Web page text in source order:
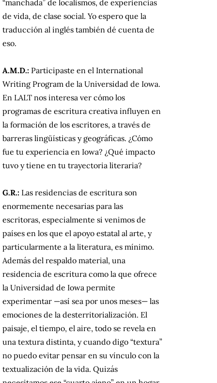
“manchada” de localismos, de experiencias
de vida, de clase social. Yo espero que la
traducción al inglés también dé cuenta de
eso.
A.M.D.: Participaste en el International
Writing Program de la Universidad de Iowa.
En LALT nos interesa ver cómo los
programas de escritura creativa influyen en
la formación de los escritores, a través de
barreras lingüísticas y geográficas. ¿Cómo
fue tu experiencia en Iowa? ¿Qué impacto
tuvo y tiene en tu trayectoria literaria?
G.R.: Las residencias de escritura son
enormemente necesarias para las
escritoras, especialmente si venimos de
países en los que el apoyo estatal al arte, y
particularmente a la literatura, es mínimo.
Además del respaldo material, una
residencia de escritura como la que ofrece
la Universidad de Iowa permite
experimentar —así sea por unos meses— las
emociones de la desterritorialización. El
paisaje, el tiempo, el aire, todo se revela en
una textura distinta, y cuando digo “textura”
no puedo evitar pensar en su vínculo con la
textualización de la vida. Quizás